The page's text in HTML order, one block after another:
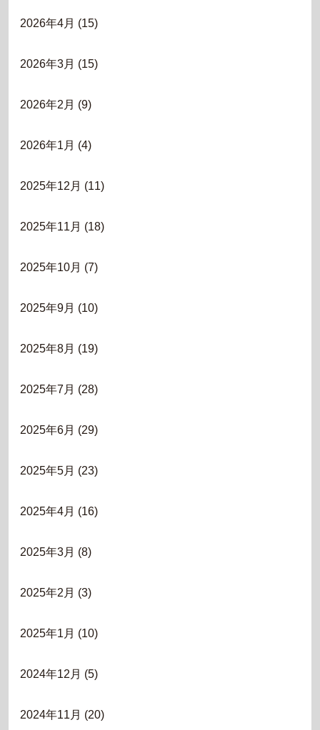
2026年4月 (15)
2026年3月 (15)
2026年2月 (9)
2026年1月 (4)
2025年12月 (11)
2025年11月 (18)
2025年10月 (7)
2025年9月 (10)
2025年8月 (19)
2025年7月 (28)
2025年6月 (29)
2025年5月 (23)
2025年4月 (16)
2025年3月 (8)
2025年2月 (3)
2025年1月 (10)
2024年12月 (5)
2024年11月 (20)